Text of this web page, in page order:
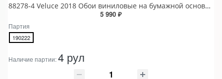
88278-4 Veluce 2018 Обои виниловые на бумажной основе 1.06*15.6
5 990 ₽
Партия
190222
Наличие партии:4 рул